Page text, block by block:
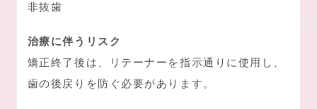
非抜歯
治療に伴うリスク
矯正終了後は、リテーナーを指示通りに使用し、
歯の後戻りを防ぐ必要があります。